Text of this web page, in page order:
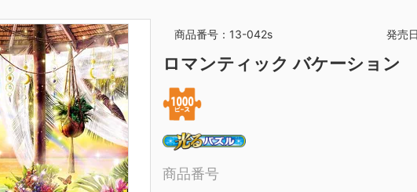
マイパズル
購入したジグソーパズルを登録して
記録を残そう
ピース請求
ご購入時にピースが不足していた場合は、
商品番号：13-042s 発売
ロマンティック バケーション
商品番号